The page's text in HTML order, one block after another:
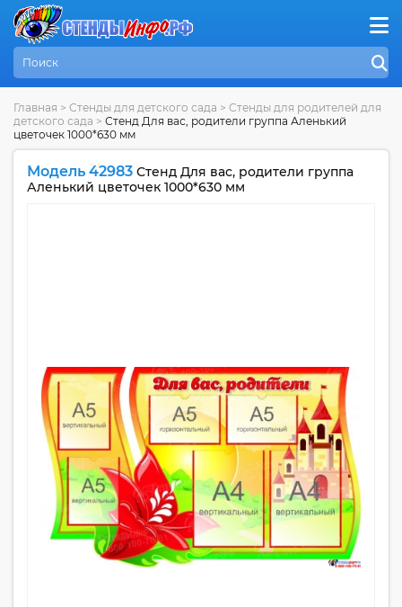
Главная > Стенды для детского сада > Стенды для родителей для
детского сада > Стенд Для вас, родители группа Аленький
цветочек 1000*630 мм
Модель 42983 Стенд Для вас, родители группа
Аленький цветочек 1000*630 мм